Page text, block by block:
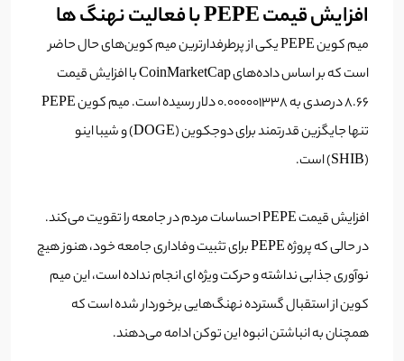
افزایش قیمت PEPE با فعالیت نهنگ ها
میم کوین PEPE یکی از پرطرفدارترین میم کوین‌های حال حاضر
است که بر اساس داده‌های CoinMarketCap با افزایش قیمت
8.66 درصدی به 0.000001338 دلار رسیده است. میم کوین PEPE
تنها جایگزین قدرتمند برای دوجکوین (DOGE) و شیبا اینو
(SHIB) است.
افزایش قیمت PEPE احساسات مردم در جامعه را تقویت می‌کند.
در حالی که پروژه PEPE برای تثبیت وفاداری جامعه خود، هنوز هیچ
نوآوری جذابی نداشته و حرکت ویژه ای انجام نداده است، این میم
کوین از استقبال گسترده نهنگ‌هایی برخوردار شده است که
همچنان به انباشتن انبوه این توکن‌ ادامه می‌دهند.